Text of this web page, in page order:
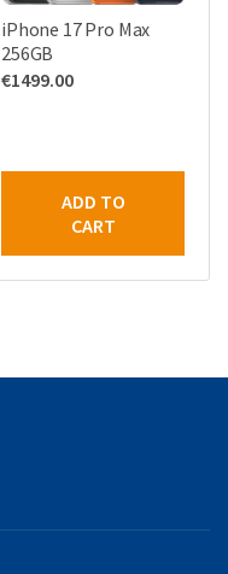
iPhone 17 Pro Max
256GB
€1499.00
ADD TO
CART